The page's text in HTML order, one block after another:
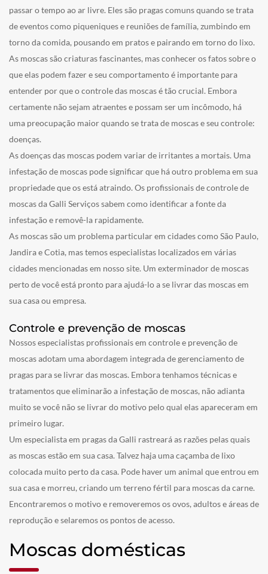
passar o tempo ao ar livre. Eles são pragas comuns quando se trata
de eventos como piqueniques e reuniões de família, zumbindo em
torno da comida, pousando em pratos e pairando em torno do lixo.
As moscas são criaturas fascinantes, mas conhecer os fatos sobre o
que elas podem fazer e seu comportamento é importante para
entender por que o controle das moscas é tão crucial. Embora
certamente não sejam atraentes e possam ser um incômodo, há
uma preocupação maior quando se trata de moscas e seu controle:
doenças.
As doenças das moscas podem variar de irritantes a mortais. Uma
infestação de moscas pode significar que há outro problema em sua
propriedade que os está atraindo. Os profissionais de controle de
moscas da Galli Serviços sabem como identificar a fonte da
infestação e removê-la rapidamente.
As moscas são um problema particular em cidades como São Paulo,
Jandira e Cotia, mas temos especialistas localizados em várias
cidades mencionadas em nosso site. Um exterminador de moscas
perto de você está pronto para ajudá-lo a se livrar das moscas em
sua casa ou empresa.
Controle e prevenção de moscas
Nossos especialistas profissionais em controle e prevenção de
moscas adotam uma abordagem integrada de gerenciamento de
pragas para se livrar das moscas. Embora tenhamos técnicas e
tratamentos que eliminarão a infestação de moscas, não adianta
muito se você não se livrar do motivo pelo qual elas apareceram em
primeiro lugar.
Um especialista em pragas da Galli rastreará as razões pelas quais
as moscas estão em sua casa. Talvez haja uma caçamba de lixo
colocada muito perto da casa. Pode haver um animal que entrou em
sua casa e morreu, criando um terreno fértil para moscas da carne.
Encontraremos o motivo e removeremos os ovos, adultos e áreas de
reprodução e selaremos os pontos de acesso.
Moscas domésticas